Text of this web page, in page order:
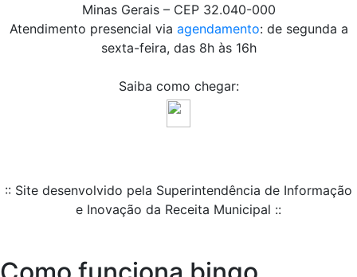
Minas Gerais – CEP 32.040-000
Atendimento presencial via agendamento: de segunda a
sexta-feira, das 8h às 16h
Saiba como chegar:
:: Site desenvolvido pela Superintendência de Informação
e Inovação da Receita Municipal ::